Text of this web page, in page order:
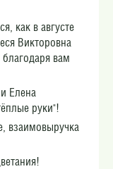
как в августе
Викторовна
благодаря вам
Елена
руки"!
взаимовыручка